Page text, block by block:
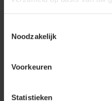
Noodzakelijk
Voorkeuren
Statistieken